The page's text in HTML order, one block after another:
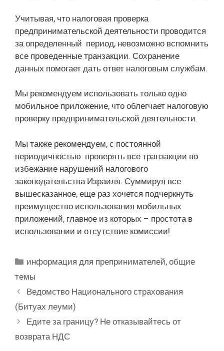
Учитывая, что налоговая проверка
предпринимательской деятельности проводится
за определенный период, невозможно вспомнить
все проведенные транзакции. Сохранение
данных помогает дать ответ налоговым службам.
Мы рекомендуем использовать только одно
мобильное приложение, что облегчает налоговую
проверку предпринимательской деятельности.
Мы также рекомендуем, с постоянной
периодичностью проверять все транзакции во
избежание нарушений налогового
законодательства Израиля. Суммируя все
вышесказанное, еще раз хочется подчеркнуть
преимущество использования мобильных
приложений, главное из которых – простота в
использовании и отсутствие комиссии!
Рубрики
информация для препринимателей,общие
темы
Ведомство Национального страхования
(Битуах леуми)
Едите за границу? Не отказывайтесь от
возврата НДС